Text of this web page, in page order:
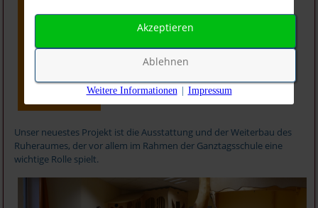
Unser neuestes Projekt ist die Ausstattung und der Weiterbau des
Ruheraumes, der vor allem im Rahmen der Ganztagsschule eine
wichtige Rolle spielt.
Akzeptieren
Ablehnen
Weitere Informationen | Impressum